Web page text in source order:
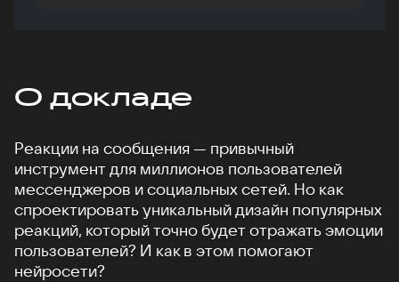
О докладе
Реакции на сообщения — привычный
инструмент для миллионов пользователей
мессенджеров и социальных сетей. Но как
спроектировать уникальный дизайн популярных
реакций, который точно будет отражать эмоции
пользователей? И как в этом помогают
нейросети?